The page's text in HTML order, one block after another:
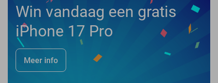
Win vandaag een gratis
iPhone 17 Pro
Meer info